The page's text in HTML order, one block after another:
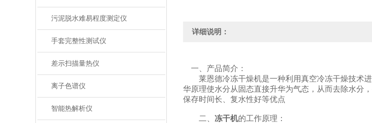
污泥脱水难易程度测定仪
手套完整性测试仪
差示扫描量热仪
离子色谱仪
智能热解析仪
详细说明：
一、产品简介：
莱恩德冷冻干燥机是一种利用真空冷冻干燥技术进
华原理使水分从固态直接升华为气态，从而去除水分
保存时间长、复水性好等优点
二、 冻干机的工作原理：